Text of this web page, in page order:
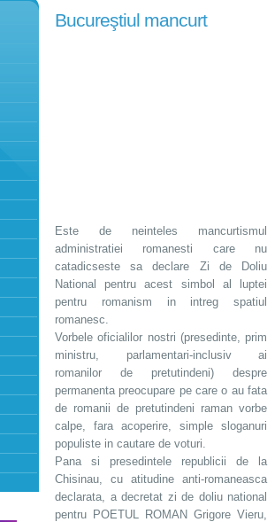
Bucureştiul mancurt
Este de neinteles mancurtismul
administratiei romanesti care nu
catadicseste sa declare Zi de Doliu
National pentru acest simbol al luptei
pentru romanism in intreg spatiul
romanesc.
Vorbele oficialilor nostri (presedinte, prim
ministru, parlamentari-inclusiv ai
romanilor de pretutindeni) despre
permanenta preocupare pe care o au fata
de romanii de pretutindeni raman vorbe
calpe, fara acoperire, simple sloganuri
populiste in cautare de voturi.
Pana si presedintele republicii de la
Chisinau, cu atitudine anti-romaneasca
declarata, a decretat zi de doliu national
pentru POETUL ROMAN Grigore Vieru,